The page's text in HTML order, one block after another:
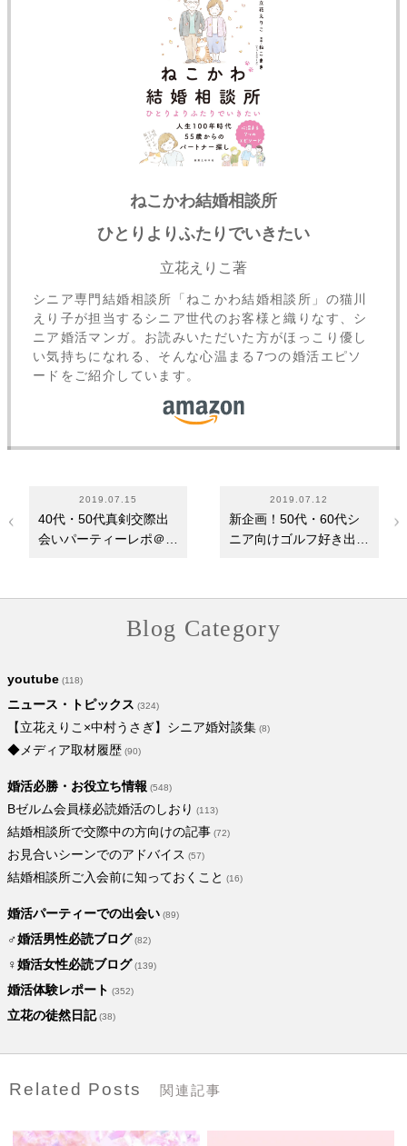
ねこかわ結婚相談所
ひとりよりふたりでいきたい
立花えりこ著
シニア専門結婚相談所「ねこかわ結婚相談所」の猫川
えり子が担当するシニア世代のお客様と織りなす、シ
ニア婚活マンガ。お読みいただいた方がほっこり優し
い気持ちになれる、そんな心温まる7つの婚活エピソ
ードをご紹介しています。
2019.07.15
40代・50代真剣交際出
会いパーティーレポ＠銀
2019.07.12
新企画！50代・60代シ
ニア向けゴルフ好き出会
Blog Category
youtube (118)
ニュース・トピックス (324)
【立花えりこ×中村うさぎ】シニア婚対談集 (8)
◆メディア取材履歴 (90)
婚活必勝・お役立ち情報 (548)
Bゼルム会員様必読婚活のしおり (113)
結婚相談所で交際中の方向けの記事 (72)
お見合いシーンでのアドバイス (57)
結婚相談所ご入会前に知っておくこと (16)
婚活パーティーでの出会い (89)
♂婚活男性必読ブログ (82)
♀婚活女性必読ブログ (139)
婚活体験レポート (352)
立花の徒然日記(38)
Related Posts 関連記事